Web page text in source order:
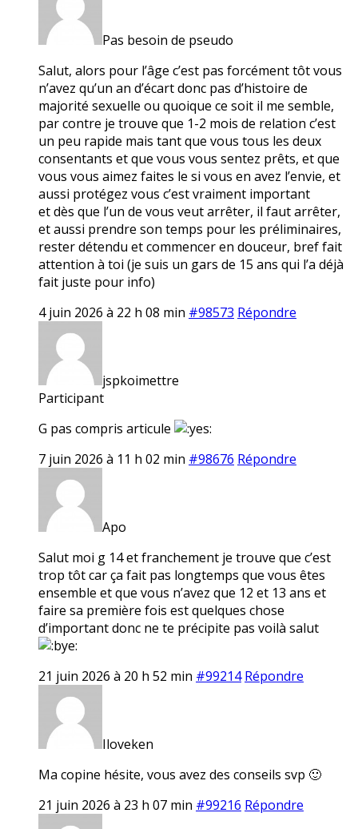
Pas besoin de pseudo
Salut, alors pour l’âge c’est pas forcément tôt vous
n’avez qu’un an d’écart donc pas d’histoire de
majorité sexuelle ou quoique ce soit il me semble,
par contre je trouve que 1-2 mois de relation c’est
un peu rapide mais tant que vous tous les deux
consentants et que vous vous sentez prêts, et que
vous vous aimez faites le si vous en avez l’envie, et
aussi protégez vous c’est vraiment important
et dès que l’un de vous veut arrêter, il faut arrêter,
et aussi prendre son temps pour les préliminaires,
rester détendu et commencer en douceur, bref fait
attention à toi (je suis un gars de 15 ans qui l’a déjà
fait juste pour info)
4 juin 2026 à 22 h 08 min #98573 Répondre
jspkoimettre
Participant
G pas compris articule
7 juin 2026 à 11 h 02 min #98676 Répondre
Apo
Salut moi g 14 et franchement je trouve que c’est
trop tôt car ça fait pas longtemps que vous êtes
ensemble et que vous n’avez que 12 et 13 ans et
faire sa première fois est quelques chose
d’important donc ne te précipite pas voilà salut
21 juin 2026 à 20 h 52 min #99214 Répondre
Iloveken
Ma copine hésite, vous avez des conseils svp 🙂
21 juin 2026 à 23 h 07 min #99216 Répondre